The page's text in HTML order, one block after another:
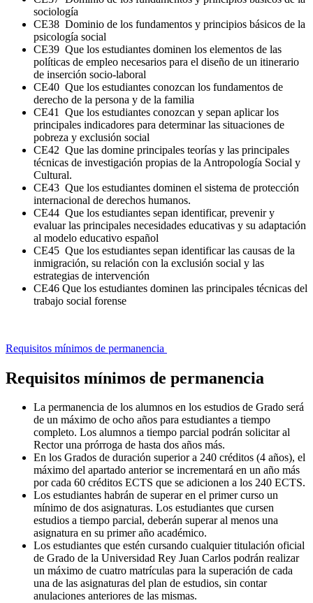
sociología
CE38 Dominio de los fundamentos y principios básicos de la
psicología social
CE39 Que los estudiantes dominen los elementos de las
políticas de empleo necesarios para el diseño de un itinerario
de inserción socio-laboral
CE40 Que los estudiantes conozcan los fundamentos de
derecho de la persona y de la familia
CE41 Que los estudiantes conozcan y sepan aplicar los
principales indicadores para determinar las situaciones de
pobreza y exclusión social
CE42 Que las domine principales teorías y las principales
técnicas de investigación propias de la Antropología Social y
Cultural.
CE43 Que los estudiantes dominen el sistema de protección
internacional de derechos humanos.
CE44 Que los estudiantes sepan identificar, prevenir y
evaluar las principales necesidades educativas y su adaptación
al modelo educativo español
CE45 Que los estudiantes sepan identificar las causas de la
inmigración, su relación con la exclusión social y las
estrategias de intervención
CE46 Que los estudiantes dominen las principales técnicas del
trabajo social forense
Requisitos mínimos de permanencia
Requisitos mínimos de permanencia
La permanencia de los alumnos en los estudios de Grado será
de un máximo de ocho años para estudiantes a tiempo
completo. Los alumnos a tiempo parcial podrán solicitar al
Rector una prórroga de hasta dos años más.
En los Grados de duración superior a 240 créditos (4 años), el
máximo del apartado anterior se incrementará en un año más
por cada 60 créditos ECTS que se adicionen a los 240 ECTS.
Los estudiantes habrán de superar en el primer curso un
mínimo de dos asignaturas. Los estudiantes que cursen
estudios a tiempo parcial, deberán superar al menos una
asignatura en su primer año académico.
Los estudiantes que estén cursando cualquier titulación oficial
de Grado de la Universidad Rey Juan Carlos podrán realizar
un máximo de cuatro matrículas para la superación de cada
una de las asignaturas del plan de estudios, sin contar
anulaciones anteriores de las mismas.